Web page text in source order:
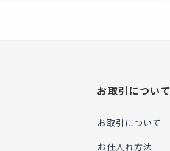
お取引について
お取引について
お仕入れ方法